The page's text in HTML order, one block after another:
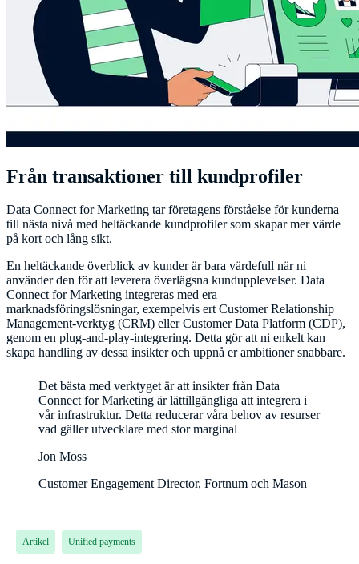
Från transaktioner till kundprofiler
Data Connect for Marketing tar företagens förståelse för kunderna
till nästa nivå med heltäckande kundprofiler som skapar mer värde
på kort och lång sikt.
En heltäckande överblick av kunder är bara värdefull när ni
använder den för att leverera överlägsna kundupplevelser. Data
Connect for Marketing integreras med era
marknadsföringslösningar, exempelvis ert Customer Relationship
Management-verktyg (CRM) eller Customer Data Platform (CDP),
genom en plug-and-play-integrering. Detta gör att ni enkelt kan
skapa handling av dessa insikter och uppnå er ambitioner snabbare.
Det bästa med verktyget är att insikter från Data
Connect for Marketing är lättillgängliga att integrera i
vår infrastruktur. Detta reducerar våra behov av resurser
vad gäller utvecklare med stor marginal
Jon Moss
Customer Engagement Director, Fortnum och Mason
Artikel Unified payments